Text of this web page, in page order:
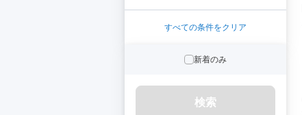
すべての条件をクリア
新着のみ
検索